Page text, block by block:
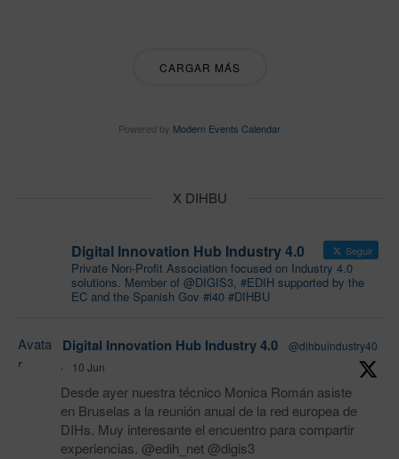
CARGAR MÁS
Powered by Modern Events Calendar
X DIHBU
Digital Innovation Hub Industry 4.0 Seguir
Private Non-Profit Association focused on Industry 4.0
solutions. Member of @DIGIS3, #EDIH supported by the
EC and the Spanish Gov #i40 #DIHBU
Avata
r
Digital Innovation Hub Industry 4.0
@dihbuindustry40
·
10 Jun
Desde ayer nuestra técnico Monica Román asiste
en Bruselas a la reunión anual de la red europea de
DIHs. Muy interesante el encuentro para compartir
experiencias. @edih_net @digis3